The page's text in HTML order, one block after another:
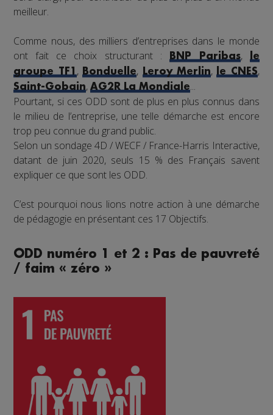
meilleur.
Comme nous, des milliers d’entreprises dans le monde
ont fait ce choix structurant :
BNP Paribas,
le
groupe TF1 , Bonduelle, Leroy Merlin, le CNES,
Saint-Gobain,AG2R La Mondiale...
Pourtant, si ces ODD sont de plus en plus connus dans
le milieu de l’entreprise, une telle démarche est encore
trop peu connue du grand public.
Selon un sondage 4D / WECF / France-Harris Interactive,
datant de juin 2020, seuls 15 % des Français savent
expliquer ce que sont les ODD.
C’est pourquoi nous lions notre action à une démarche
de pédagogie en présentant ces 17 Objectifs.
ODD numéro 1 et 2 : Pas de pauvreté
/ faim « zéro »